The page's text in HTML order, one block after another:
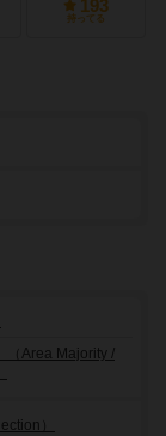
193
持ってる
（Area Majority /
）